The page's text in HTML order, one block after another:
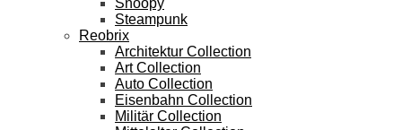
Snoopy
Steampunk
Reobrix
Architektur Collection
Art Collection
Auto Collection
Eisenbahn Collection
Militär Collection